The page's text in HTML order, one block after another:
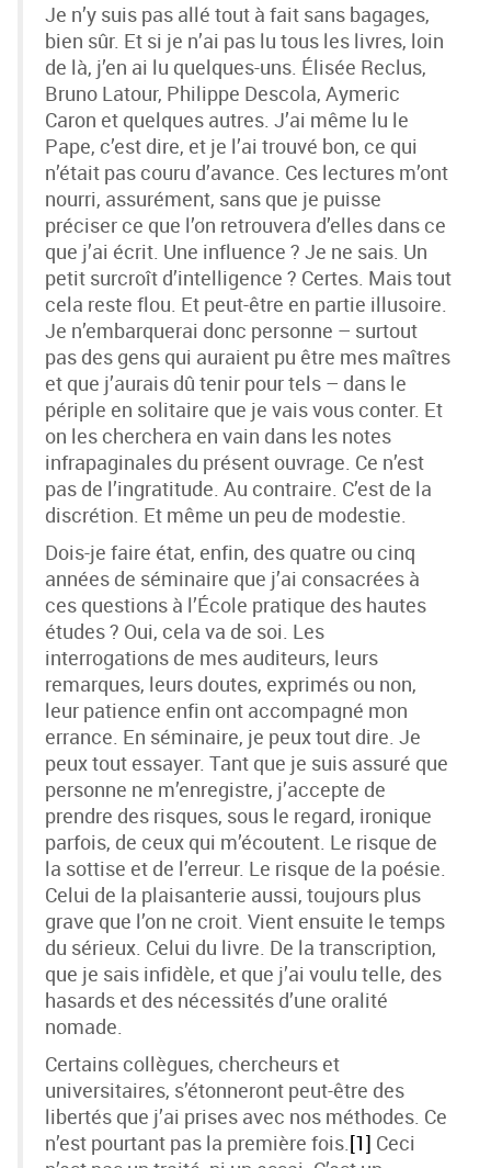
Je n’y suis pas allé tout à fait sans bagages,
bien sûr. Et si je n’ai pas lu tous les livres, loin
de là, j’en ai lu quelques-uns. Élisée Reclus,
Bruno Latour, Philippe Descola, Aymeric
Caron et quelques autres. J’ai même lu le
Pape, c’est dire, et je l’ai trouvé bon, ce qui
n’était pas couru d’avance. Ces lectures m’ont
nourri, assurément, sans que je puisse
préciser ce que l’on retrouvera d’elles dans ce
que j’ai écrit. Une influence ? Je ne sais. Un
petit surcroît d’intelligence ? Certes. Mais tout
cela reste flou. Et peut-être en partie illusoire.
Je n’embarquerai donc personne – surtout
pas des gens qui auraient pu être mes maîtres
et que j’aurais dû tenir pour tels – dans le
périple en solitaire que je vais vous conter. Et
on les cherchera en vain dans les notes
infrapaginales du présent ouvrage. Ce n’est
pas de l’ingratitude. Au contraire. C’est de la
discrétion. Et même un peu de modestie.
Dois-je faire état, enfin, des quatre ou cinq
années de séminaire que j’ai consacrées à
ces questions à l’École pratique des hautes
études ? Oui, cela va de soi. Les
interrogations de mes auditeurs, leurs
remarques, leurs doutes, exprimés ou non,
leur patience enfin ont accompagné mon
errance. En séminaire, je peux tout dire. Je
peux tout essayer. Tant que je suis assuré que
personne ne m’enregistre, j’accepte de
prendre des risques, sous le regard, ironique
parfois, de ceux qui m’écoutent. Le risque de
la sottise et de l’erreur. Le risque de la poésie.
Celui de la plaisanterie aussi, toujours plus
grave que l’on ne croit. Vient ensuite le temps
du sérieux. Celui du livre. De la transcription,
que je sais infidèle, et que j’ai voulu telle, des
hasards et des nécessités d’une oralité
nomade.
Certains collègues, chercheurs et
universitaires, s’étonneront peut-être des
libertés que j’ai prises avec nos méthodes. Ce
n’est pourtant pas la première fois.[1] Ceci